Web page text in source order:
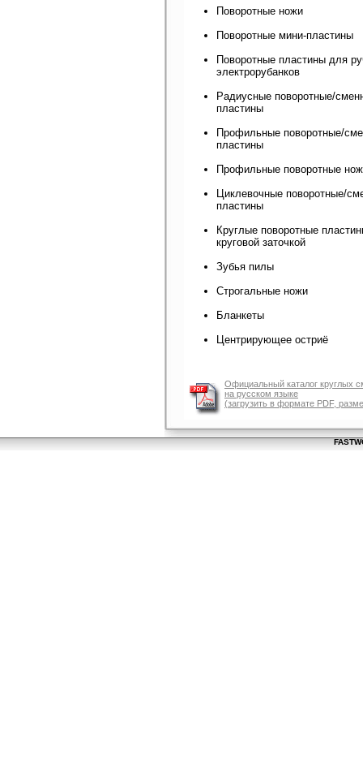
Поворотные ножи
Поворотные мини-пластины
Поворотные пластины для
электрорубанков
Радиусные поворотные/
пластины
Профильные поворотные/
пластины
Профильные поворотные
Циклевочные поворотные/
пластины
Круглые поворотные
круговой заточкой
Зубья пилы
Строгальные ножи
Бланкеты
Центрирующее остриё
Официальный каталог круглых
на русском языке
(загрузить в формате PDF,